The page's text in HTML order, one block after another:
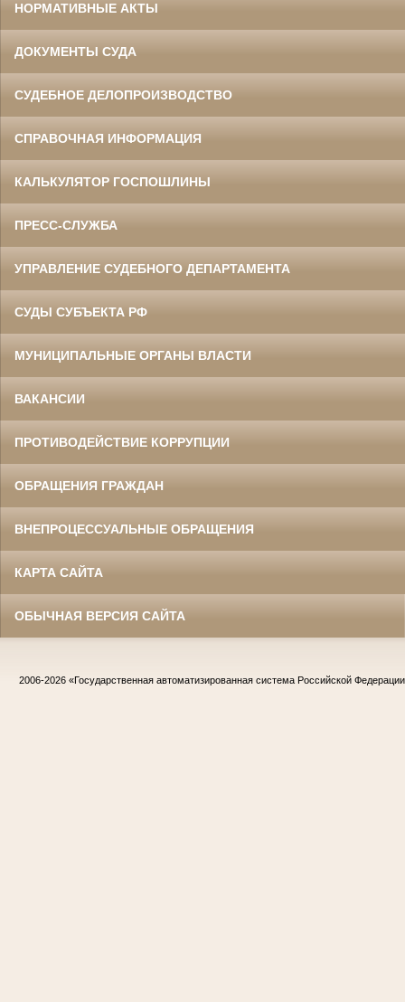
НОРМАТИВНЫЕ АКТЫ
ДОКУМЕНТЫ СУДА
СУДЕБНОЕ ДЕЛОПРОИЗВОДСТВО
СПРАВОЧНАЯ ИНФОРМАЦИЯ
КАЛЬКУЛЯТОР ГОСПОШЛИНЫ
ПРЕСС-СЛУЖБА
УПРАВЛЕНИЕ СУДЕБНОГО ДЕПАРТАМЕНТА
СУДЫ СУБЪЕКТА РФ
МУНИЦИПАЛЬНЫЕ ОРГАНЫ ВЛАСТИ
ВАКАНСИИ
ПРОТИВОДЕЙСТВИЕ КОРРУПЦИИ
ОБРАЩЕНИЯ ГРАЖДАН
ВНЕПРОЦЕССУАЛЬНЫЕ ОБРАЩЕНИЯ
КАРТА САЙТА
ОБЫЧНАЯ ВЕРСИЯ САЙТА
2006-2026 «Государственная автоматизированная система Российской